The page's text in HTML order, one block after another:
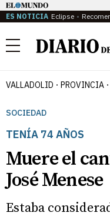
ES NOTICIA Eclipse
Menú
VALLADOLID PROVINCIA
SOCIEDAD
TENÍA 74 AÑOS
Muere el
José Menese
Estaba